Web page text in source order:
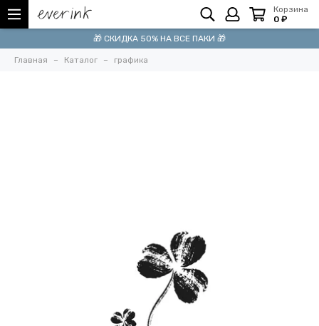
Корзина
0 ₽
🎁 СКИДКА 50% НА ВСЕ ПАКИ 🎁
Главная Каталог графика